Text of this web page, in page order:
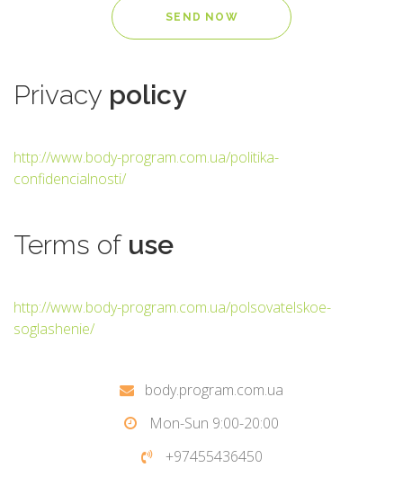
Privacy policy
http://www.body-program.com.ua/politika-
confidencialnosti/
Terms of use
http://www.body-program.com.ua/polsovatelskoe-
soglashenie/
body.program.com.ua
Mon-Sun 9:00-20:00
+97455436450